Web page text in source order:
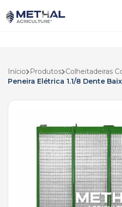
Início Produtos Colheitadeiras
Peneira Elétrica 1.1/8 Dente